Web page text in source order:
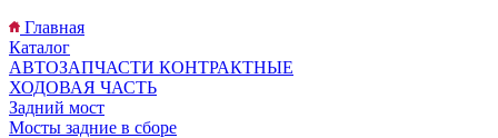
Главная
Каталог
АВТОЗАПЧАСТИ КОНТРАКТНЫЕ
ХОДОВАЯ ЧАСТЬ
Задний мост
Мосты задние в сборе